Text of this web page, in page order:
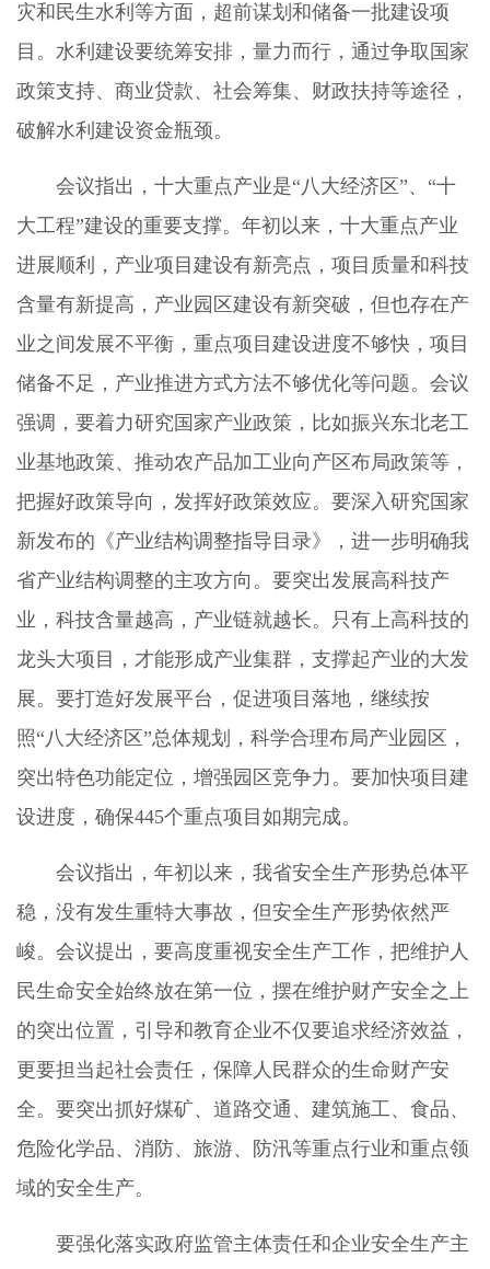
灾和民生水利等方面，超前谋划和储备一批建设项
目。水利建设要统筹安排，量力而行，通过争取国家
政策支持、商业贷款、社会筹集、财政扶持等途径，
破解水利建设资金瓶颈。
会议指出，十大重点产业是“八大经济区”、“十
大工程”建设的重要支撑。年初以来，十大重点产业
进展顺利，产业项目建设有新亮点，项目质量和科技
含量有新提高，产业园区建设有新突破，但也存在产
业之间发展不平衡，重点项目建设进度不够快，项目
储备不足，产业推进方式方法不够优化等问题。会议
强调，要着力研究国家产业政策，比如振兴东北老工
业基地政策、推动农产品加工业向产区布局政策等，
把握好政策导向，发挥好政策效应。要深入研究国家
新发布的《产业结构调整指导目录》，进一步明确我
省产业结构调整的主攻方向。要突出发展高科技产
业，科技含量越高，产业链就越长。只有上高科技的
龙头大项目，才能形成产业集群，支撑起产业的大发
展。要打造好发展平台，促进项目落地，继续按
照“八大经济区”总体规划，科学合理布局产业园区，
突出特色功能定位，增强园区竞争力。要加快项目建
设进度，确保445个重点项目如期完成。
会议指出，年初以来，我省安全生产形势总体平
稳，没有发生重特大事故，但安全生产形势依然严
峻。会议提出，要高度重视安全生产工作，把维护人
民生命安全始终放在第一位，摆在维护财产安全之上
的突出位置，引导和教育企业不仅要追求经济效益，
更要担当起社会责任，保障人民群众的生命财产安
全。要突出抓好煤矿、道路交通、建筑施工、食品、
危险化学品、消防、旅游、防汛等重点行业和重点领
域的安全生产。
要强化落实政府监管主体责任和企业安全生产主